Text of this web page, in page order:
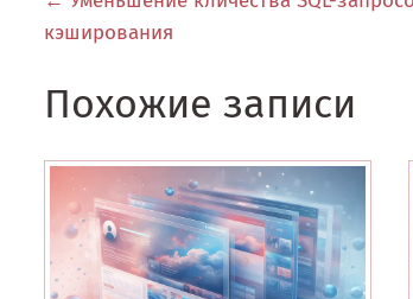
кэширования
Похожие записи